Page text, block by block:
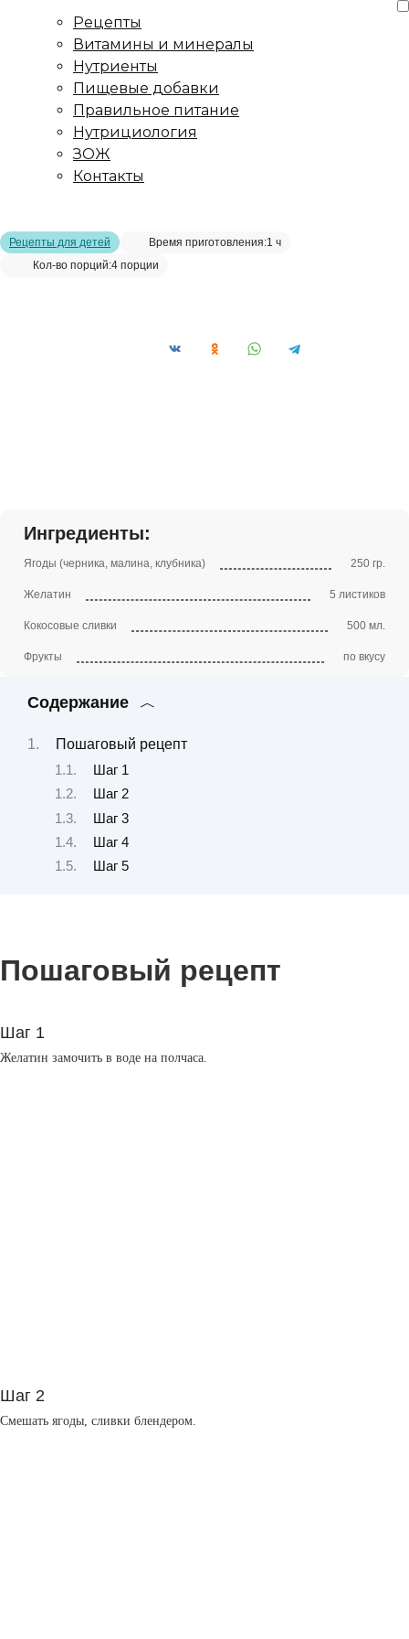
Рецепты
Витамины и минералы
Нутриенты
Пищевые добавки
Правильное питание
Нутрициология
ЗОЖ
Контакты
Рецепты для детей Время приготовления:1 ч
Кол-во порций:4 порции
Ингредиенты:
Ягоды (черника, малина, клубника) 250 гр.
Желатин 5 листиков
Кокосовые сливки 500 мл.
Фрукты по вкусу
Содержание
Пошаговый рецепт
Шаг 1
Шаг 2
Шаг 3
Шаг 4
Шаг 5
Пошаговый рецепт
Шаг 1
Желатин замочить в воде на полчаса.
Шаг 2
Смешать ягоды, сливки блендером.